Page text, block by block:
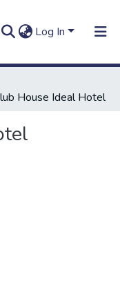
Log In
House Ideal Hotel